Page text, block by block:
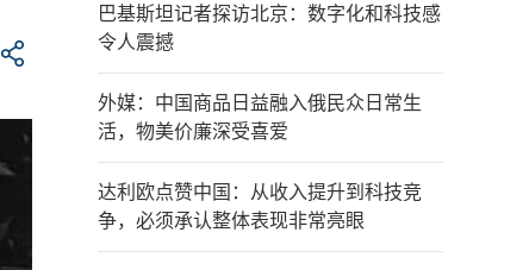
巴基斯坦记者探访北京：数字化和科技感
令人震撼
外媒：中国商品日益融入俄民众日常生
活，物美价廉深受喜爱
达利欧点赞中国：从收入提升到科技竞
争，必须承认整体表现非常亮眼